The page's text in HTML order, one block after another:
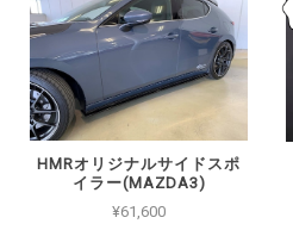
HMRオリジナルサイドスポ
イラー(MAZDA3)
¥61,600